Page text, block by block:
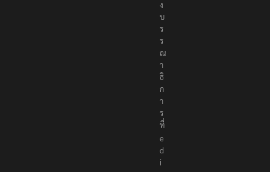
ก
อ
ง
บ
ร
ร
ณ
า
ธิ
ก
า
ร
ที่
e